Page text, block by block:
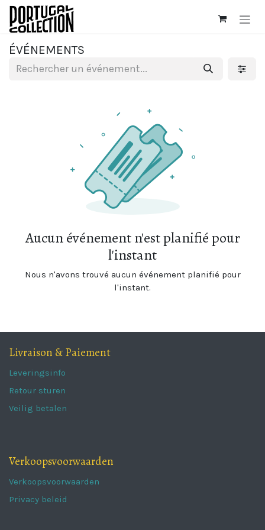
Se rendre au contenu
ÉVÉNEMENTS
Aucun événement n'est planifié pour
l'instant
Nous n'avons trouvé aucun événement planifié pour
l'instant.
Livraison & Paiement
Leveringsinfo
Retour sturen
Veilig betalen
Verkoopsvoorwaarden
Verkoopsvoorwaarden
Privacy beleid